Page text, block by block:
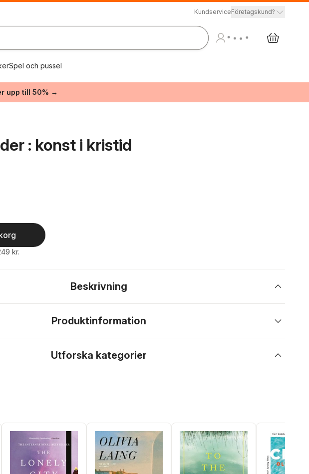
KundserviceFöretagskund?
Spel och pussel
upp till 50% →
: konst i kristid
röster:
kr.
Beskrivning
Produktinformation
Utforska kategorier